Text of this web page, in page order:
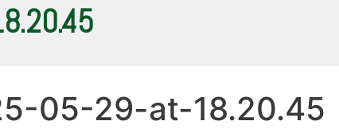
05-29-at-18.20.45